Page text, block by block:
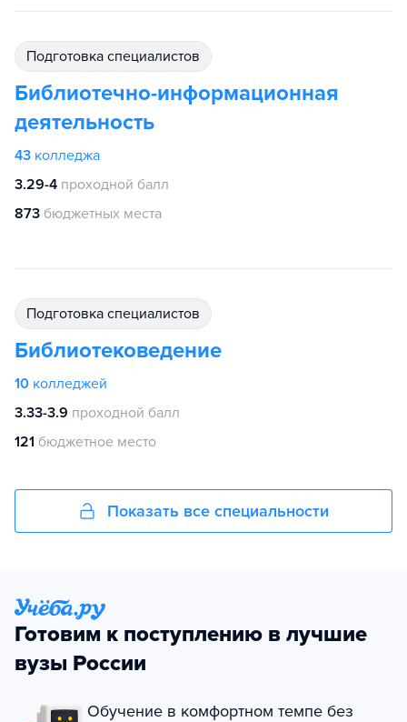
подготовка специалистов
Библиотечно-информационная
деятельность
43 колледжа
3.29-4 проходной балл
873 бюджетных места
подготовка специалистов
Библиотековедение
10 колледжей
3.33-3.9 проходной балл
121 бюджетное место
Показать все специальности
Готовим к поступлению в лучшие
вузы России
Обучение в комфортном темпе без